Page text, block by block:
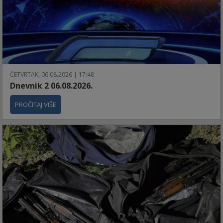
ČETVRTAK, 06.08.2026 | 17:48
Dnevnik 2 06.08.2026.
PROČITAJ VIŠE